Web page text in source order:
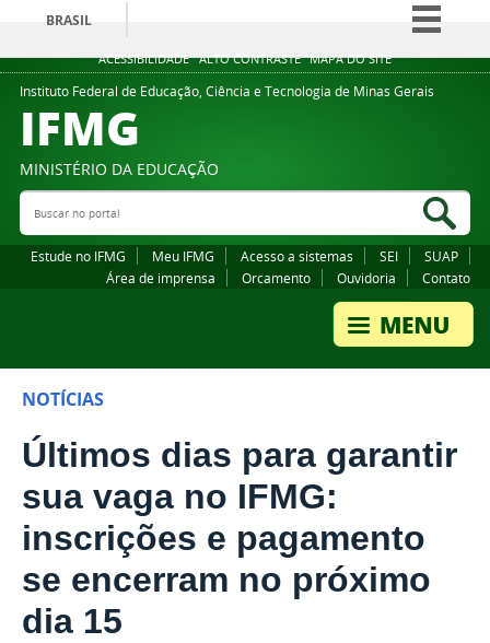
ACESSIBILIDADE ALTO CONTRASTE MAPA DO SITE
BRASIL
Simplifique!
Comunica BR
Legislação
Instituto Federal de Educação, Ciência e Tecnologia de Minas Gerais
IFMG
MINISTÉRIO DA EDUCAÇÃO
Buscar no portal
Estude no IFMG Meu IFMG Acesso a sistemas SEI
SUAP
Área de imprensa
Orcamento Ouvidoria Contato
NOTÍCIAS
Últimos dias para garantir
sua vaga no IFMG:
inscrições e pagamento
se encerram no próximo
dia 15